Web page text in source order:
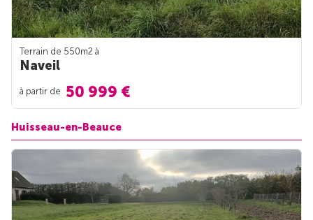
Terrain de 550m2 à
Naveil
à partir de 50 999 €
Huisseau-en-Beauce